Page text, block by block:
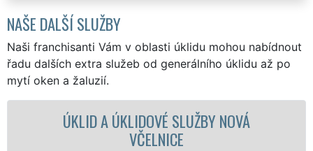
NAŠE DALŠÍ SLUŽBY
Naši franchisanti Vám v oblasti úklidu mohou nabídnout
řadu dalších extra služeb od generálního úklidu až po
mytí oken a žaluzií.
ÚKLIDOVÁ SLUŽBA A ČINNOSTI NOVÁ
VČELNICE